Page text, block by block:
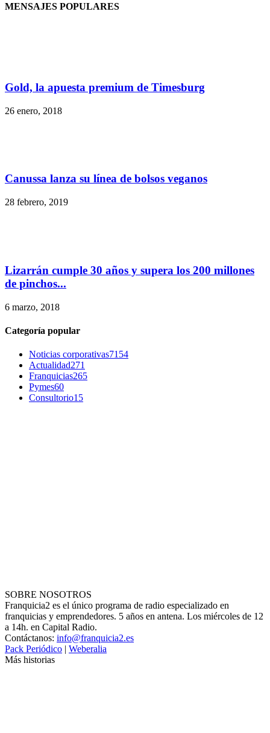
MENSAJES POPULARES
Gold, la apuesta premium de Timesburg
26 enero, 2018
Canussa lanza su línea de bolsos veganos
28 febrero, 2019
Lizarrán cumple 30 años y supera los 200 millones
de pinchos...
6 marzo, 2018
Categoría popular
Noticias corporativas7154
Actualidad271
Franquicias265
Pymes60
Consultorio15
SOBRE NOSOTROS
Franquicia2 es el único programa de radio especializado en
franquicias y emprendedores. 5 años en antena. Los miércoles de 12
a 14h. en Capital Radio.
Contáctanos: info@franquicia2.es
Pack Periódico | Weberalia
Más historias